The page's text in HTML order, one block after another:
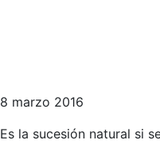
8 marzo 2016
Es la sucesión natural si